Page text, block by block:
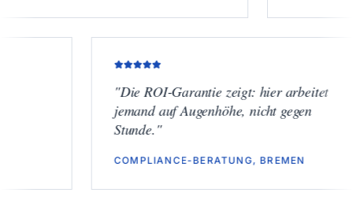
Die ROI-Garantie zeigt: hier arbeitet
jemand auf Augenhöhe, nicht gegen
Stunde."
COMPLIANCE-BERATUNG, BREMEN